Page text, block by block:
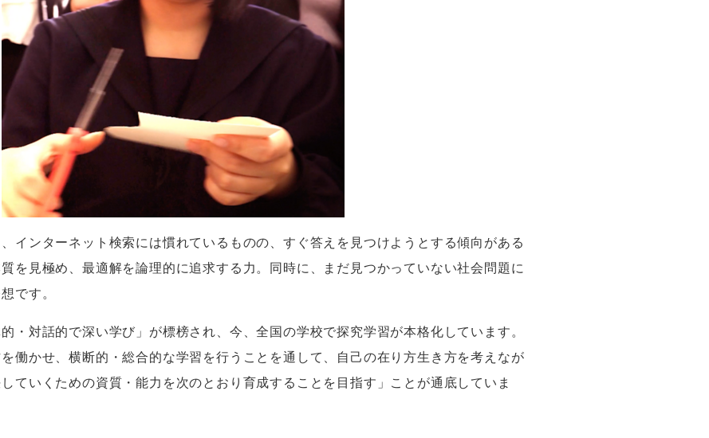
インターネット検索には慣れているものの、すぐ答えを見つけようとする傾向がある
を見極め、最適解を論理的に追求する力。同時に、まだ見つかっていない社会問題に
です。
・対話的で深い学び」が標榜され、今、全国の学校で探究学習が本格化しています。
働かせ、横断的・総合的な学習を行うことを通して、自己の在り方生き方を考えなが
ていくための資質・能力を次のとおり育成することを目指す」ことが通底していま